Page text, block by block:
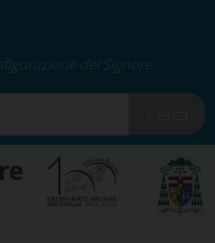
del Signore